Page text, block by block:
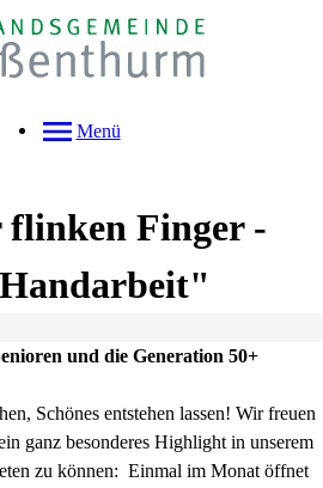
Menü
flinken Finger -
und die Generation 50+
Schönes entstehen lassen! Wir freuen
ganz besonderes Highlight in unserem
zu können: Einmal im Monat öffnet